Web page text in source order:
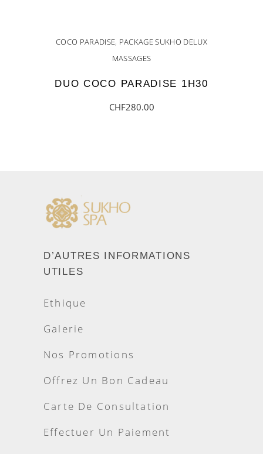
COCO PARADISE, PACKAGE SUKHO DELUX
MASSAGES
DUO COCO PARADISE 1H30
CHF280.00
D’AUTRES INFORMATIONS
UTILES
Ethique
Galerie
Nos Promotions
Offrez Un Bon Cadeau
Carte De Consultation
Effectuer Un Paiement